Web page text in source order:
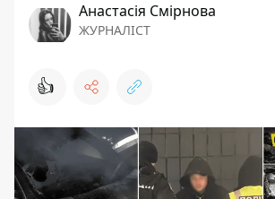
Анастасія Смірнова
ЖУРНАЛІСТ
👍